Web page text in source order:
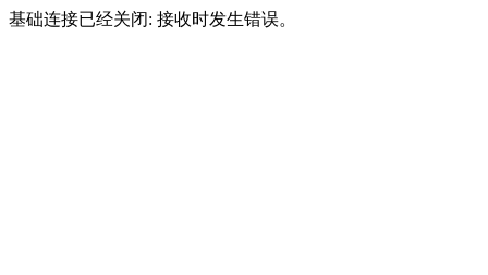
基础连接已经关闭: 接收时发生错误。